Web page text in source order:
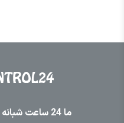
ما 24 ساعت شبانه روز در کنار شما هستیم